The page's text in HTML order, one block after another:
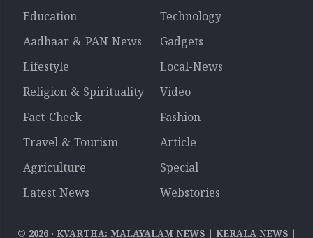
Education
Technology
Aadhaar & PAN News
Gadgets
Lifestyle
Local-News
Religion & Spirituality
Video
Fact-Check
Fashion
Travel & Tourism
Article
Agriculture
Special
Latest News
Webstories
© 2026‧ KVARTHA: MALAYALAM NEWS | KERALA NEWS |